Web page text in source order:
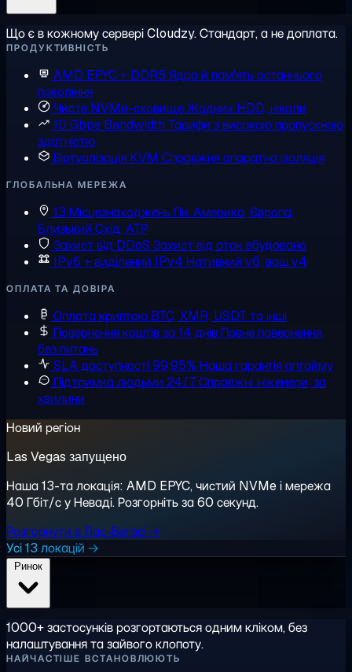
Що є в кожному сервері Cloudzy. Стандарт, а не доплата.
ПРОДУКТИВНІСТЬ
AMD EPYC + DDR5 Ядра й пам'ять останнього
покоління
Чисте NVMe-сховищеЖодних HDD, ніколи
10 Gbps Bandwidth Тарифи з високою пропускною
здатністю
Віртуалізація KVM Справжня апаратна ізоляція
ГЛОБАЛЬНА МЕРЕЖА
13 Місцезнаходжень Пн. Америка, Європа,
Близький Схід, АТР
Захист від DDoS Захист від атак вбудовано
IPv6 + виділений IPv4 Нативний v6, ваш v4
ОПЛАТА ТА ДОВІРА
Оплата криптою BTC, XMR, USDT та інші
Повернення коштів за 14 днів Повне повернення,
без питань
SLA доступності 99,95% Наша гарантія аптайму
Підтримка людьми 24/7Справжні інженери, за
хвилини
Новий регіон
Las Vegas запущено
Наша 13-та локація: AMD EPYC, чистий NVMe і мережа
40 Гбіт/с у Неваді. Розгорніть за 60 секунд.
Розгорнути в Лас-Вегасі →
Усі 13 локацій →
1000+ застосунків розгортаються одним кліком, без
налаштування та зайвого клопоту.
НАЙЧАСТІШЕ ВСТАНОВЛЮЮТЬ